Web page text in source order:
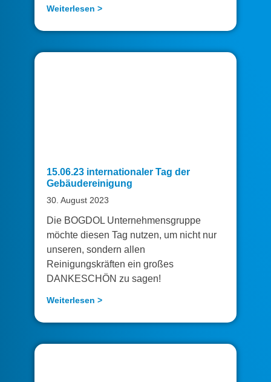
Weiterlesen >
15.06.23 internationaler Tag der
Gebäudereinigung
30. August 2023
Die BOGDOL Unternehmensgruppe
möchte diesen Tag nutzen, um nicht nur
unseren, sondern allen
Reinigungskräften ein großes
DANKESCHÖN zu sagen!
Weiterlesen >